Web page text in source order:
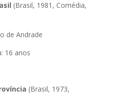
(Brasil, 1981, Comédia,
de Andrade
16 anos
(Brasil, 1973,